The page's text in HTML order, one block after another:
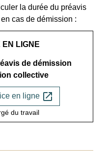
la durée du préavis
cas de démission :
EN LIGNE
de démission
collective
en ligne open_in_new
du travail